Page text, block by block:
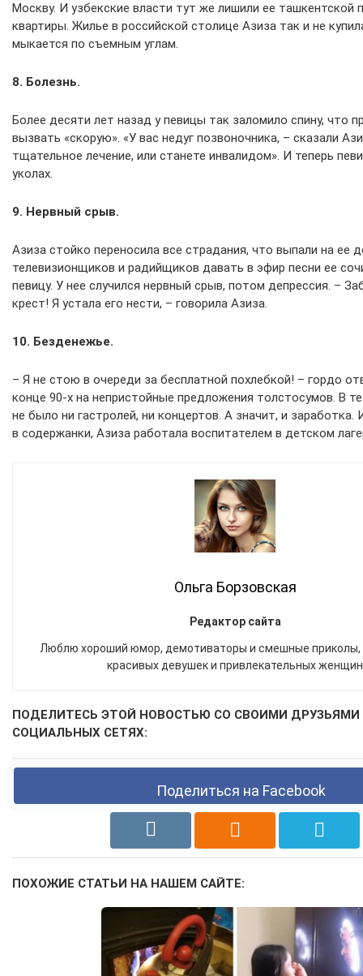
Москву. И узбекские власти тут же лишили ее ташкентской
квартиры. Жилье в российской столице Азиза так и не
мыкается по съемным углам.
8. Болезнь.
Более десяти лет назад у певицы так заломило спину, что
вызвать «скорую». «У вас недуг позвоночника, – сказали
тщательное лечение, или станете инвалидом». И теперь
уколах.
9. Нервный срыв.
Азиза стойко переносила все страдания, что выпали на ее
телевизионщиков и радийщиков давать в эфир песни ее
певицу. У нее случился нервный срыв, потом депрессия. –
крест! Я устала его нести, – говорила Азиза.
10. Безденежье.
– Я не стою в очереди за бесплатной похлебкой! – гордо
конце 90-х на непристойные предложения толстосумов. В
не было ни гастролей, ни концертов. А значит, и
в содержанки, Азиза работала воспитателем в детском
Ольга Борзовская
Редактор сайта
Люблю хороший юмор, демотиваторы и смешные приколы,
красивых девушек и привлекательных женщин
ПОДЕЛИТЕСЬ ЭТОЙ НОВОСТЬЮ СО СВОИМИ ДРУЗЬЯМИ
СОЦИАЛЬНЫХ СЕТЯХ:
Поделиться на Facebook
ПОХОЖИЕ СТАТЬИ НА НАШЕМ САЙТЕ: